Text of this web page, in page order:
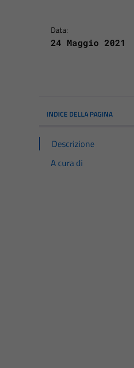
Data:
24 Maggio 2021
INDICE DELLA PAGINA
Descrizione
A cura di